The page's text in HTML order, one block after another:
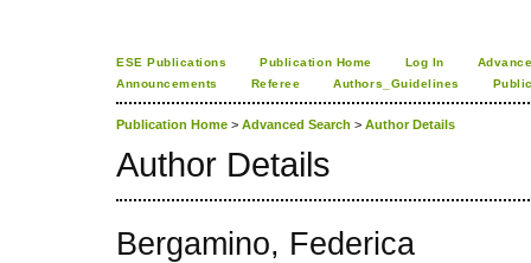
ESE Publications Publication Home Log In
Announcements
Referee Authors_Guidelines
Publication Home > Advanced Search > Author Details
Author Details
Bergamino, Federica